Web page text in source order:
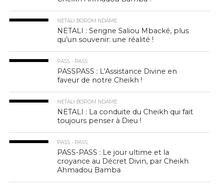
NETALI BOROM NDAME
NETALI : Serigne Saliou Mbacké, plus
qu’un souvenir: une réalité !
PASS - PASS
PASSPASS : L’Assistance Divine en
faveur de notre Cheikh !
NETALI BOROM NDAME
NETALI : La conduite du Cheikh qui fait
toujours penser à Dieu !
PASS - PASS
PASS-PASS : Le jour ultime et la
croyance au Décret Divin, par Cheikh
Ahmadou Bamba